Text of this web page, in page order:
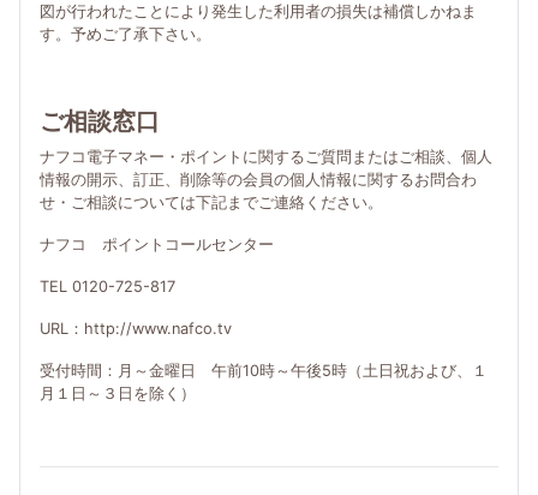
図が行われたことにより発生した利用者の損失は補償しかねま
す。予めご了承下さい。
ご相談窓口
ナフコ電子マネー・ポイントに関するご質問またはご相談、個人
情報の開示、訂正、削除等の会員の個人情報に関するお問合わ
せ・ご相談については下記までご連絡ください。
ナフコ ポイントコールセンター
TEL 0120-725-817
URL：http://www.nafco.tv
受付時間：月～金曜日 午前10時～午後5時（土日祝および、１
月１日～３日を除く）